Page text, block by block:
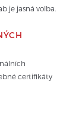
je jasná volba.
certifikáty